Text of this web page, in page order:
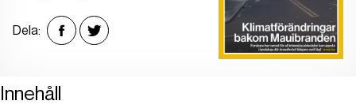
Dela:
Innehåll